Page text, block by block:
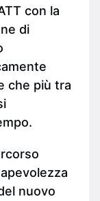
con la
di
che più tra
nuovo